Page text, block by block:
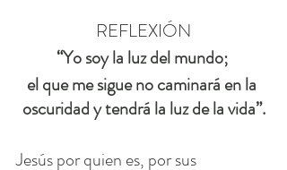
REFLEXIÓN
“Yo soy la luz del mundo;
el que me sigue no caminará en la
oscuridad y tendrá la luz de la vida”.
Jesús por quien es, por sus